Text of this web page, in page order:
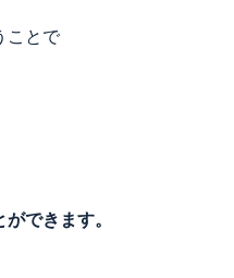
ことで
できます。